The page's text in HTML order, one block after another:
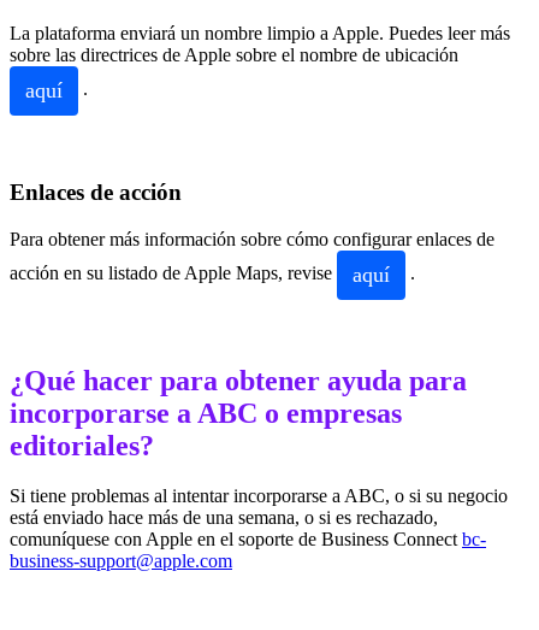
La plataforma enviará un nombre limpio a Apple. Puedes leer más
sobre las directrices de Apple sobre el nombre de ubicación
aquí .
Enlaces de acción
Para obtener más información sobre cómo configurar enlaces de
acción en su listado de Apple Maps, revise
aquí .
¿Qué hacer para obtener ayuda para
incorporarse a ABC o empresas
editoriales?
Si tiene problemas al intentar incorporarse a ABC, o si su negocio
está enviado hace más de una semana, o si es rechazado,
comuníquese con Apple en el soporte de Business Connectbc-
business-support@apple.com